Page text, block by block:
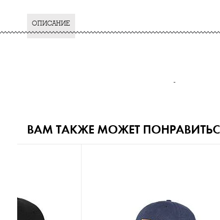
ОПИСАНИЕ
-
ВАМ ТАКЖЕ МОЖЕТ